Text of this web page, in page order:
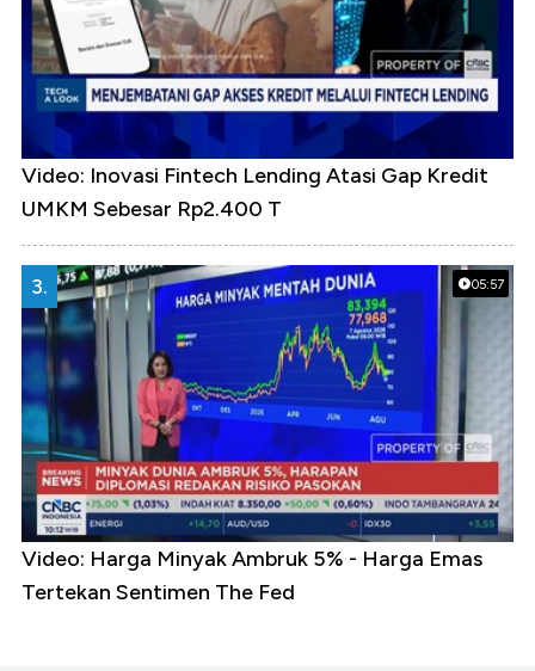
Video: Inovasi Fintech Lending Atasi Gap Kredit
UMKM Sebesar Rp2.400 T
05:57
3.
Video: Harga Minyak Ambruk 5% - Harga Emas
Tertekan Sentimen The Fed